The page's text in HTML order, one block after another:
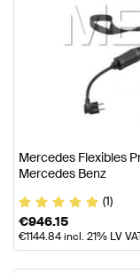
Mercedes Flexibles
Mercedes Benz
(1)
€946.15
€1144.84incl. 21% LV